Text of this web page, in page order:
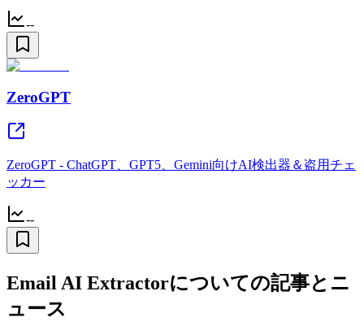
--
ZeroGPT
ZeroGPT - ChatGPT、GPT5、Gemini向けAI検出器＆盗用チェ
ッカー
--
Email AI Extractorについての記事とニ
ュース